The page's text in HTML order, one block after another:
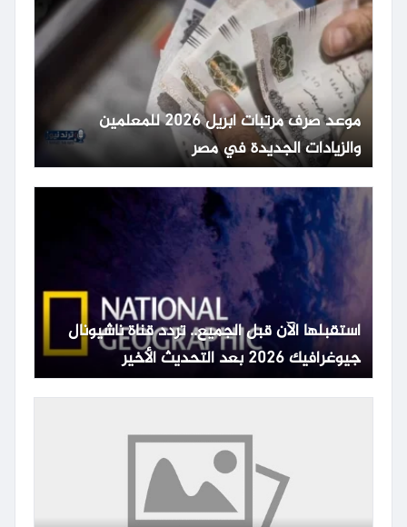
موعد صرف مرتبات أبريل 2026 للمعلمين
والزيادات الجديدة في مصر
استقبلها الآن قبل الجميع.. تردد قناة ناشيونال
جيوغرافيك 2026 بعد التحديث الأخير